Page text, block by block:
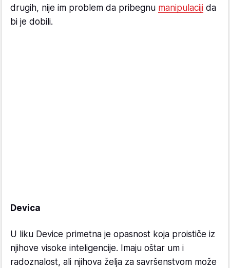
drugih, nije im problem da pribegnu manipulaciji da
bi je dobili.
Devica
U liku Device primetna je opasnost koja proističe iz
njihove visoke inteligencije. Imaju oštar um i
radoznalost, ali njihova želja za savršenstvom može